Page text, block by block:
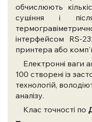
обчислюють
сушіння і
інтерфейсом RS-
принтера або
Електронні ваги
100 створені із
технологій,
аналізу.
Клас точності по